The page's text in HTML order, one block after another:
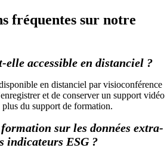
fréquentes sur notre
elle accessible en distanciel ?
en distanciel par visioconférence
et de conserver un support vidéo
du support de formation.
sur les données extra-
indicateurs ESG ?